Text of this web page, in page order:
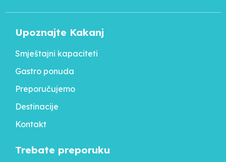
Upoznajte Kakanj
Smještajni kapaciteti
Gastro ponuda
Preporučujemo
Destinacije
Kontakt
Trebate preporuku